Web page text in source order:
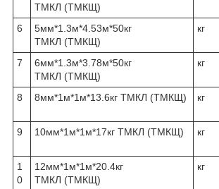
ТМКЛ (ТМКЩ)
6
5мм*1.3м*4.53м*50кг
ТМКЛ (ТМКЩ)
кг
7
6мм*1.3м*3.78м*50кг
ТМКЛ (ТМКЩ)
кг
8
8мм*1м*1м*13.6кг ТМКЛ (ТМКЩ) кг
9
10мм*1м*1м*17кг ТМКЛ (ТМКЩ) кг
1
0
12мм*1м*1м*20.4кг
ТМКЛ (ТМКЩ)
кг